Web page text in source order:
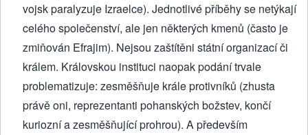
vojsk paralyzuje Izraelce). Jednotlivé příběhy se netýkají
celého společenství, ale jen některých kmenů (často je
zmiňován Efrajim). Nejsou zaštítěni státní organizací či
králem. Královskou instituci naopak podání trvale
problematizuje: zesměšňuje krále protivníků (zhusta
právě oni, reprezentanti pohanských božstev, končí
kuriozní a zesměšňující prohrou). A především